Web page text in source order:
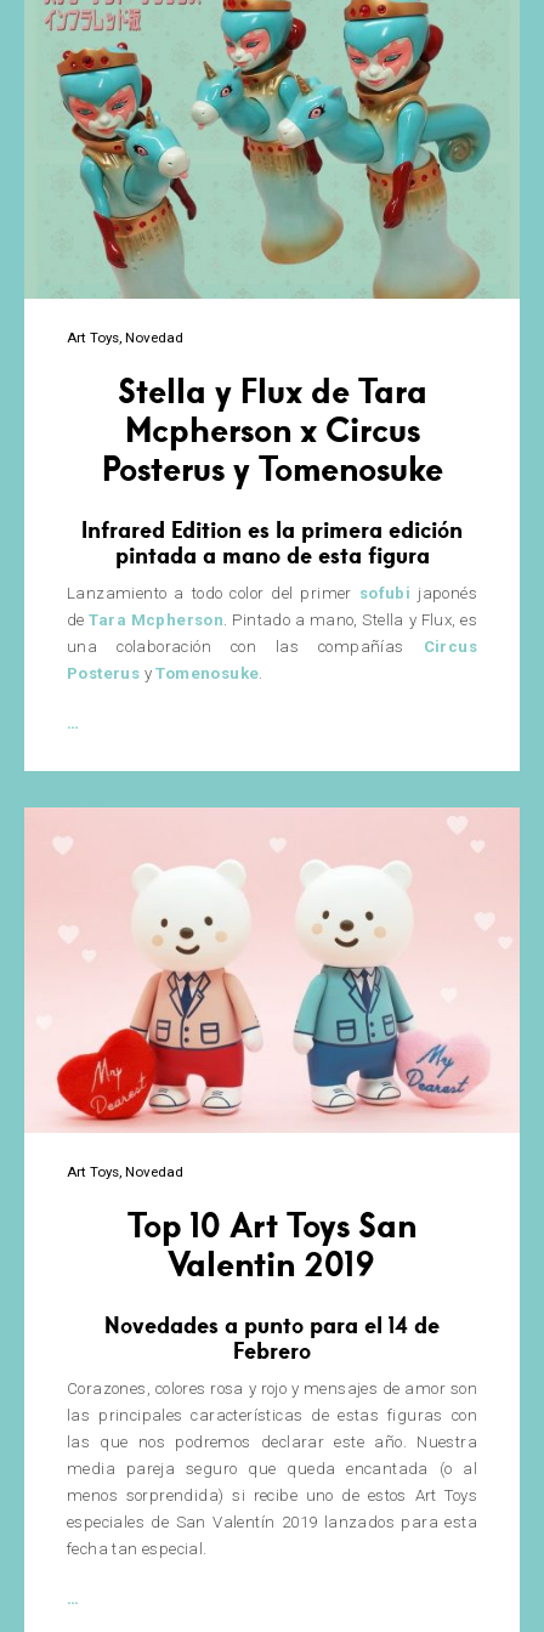
Art Toys Novedad
Stella y Flux de Tara
Mcpherson x Circus
Posterus y Tomenosuke
Infrared Edition es la primera edición
pintada a mano de esta figura
Lanzamiento a todo color del primer sofubi japonés
deTara Mcpherson . Pintado a mano, Stella y Flux, es
una colaboración con las compañías Circus
Posterus yTomenosuke
…
Flux
de
Mcpherson
Posterus
Tomenosuke
Art Toys Novedad
Top 10 Art Toys San
Valentin 2019
Novedades a punto para el 14 de
Febrero
Corazones, colores rosa y rojo y mensajes de amor son
las principales características de estas figuras con
las que nos podremos declarar este año. Nuestra
media pareja seguro que queda encantada (o al
menos sorprendida) si recibe uno de estos Art Toys
especiales de San Valentín 2019 lanzados para esta
fecha tan especial.
…